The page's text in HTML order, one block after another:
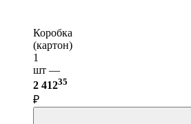
Коробка
(картон)
1
шт —
2 41235
₽